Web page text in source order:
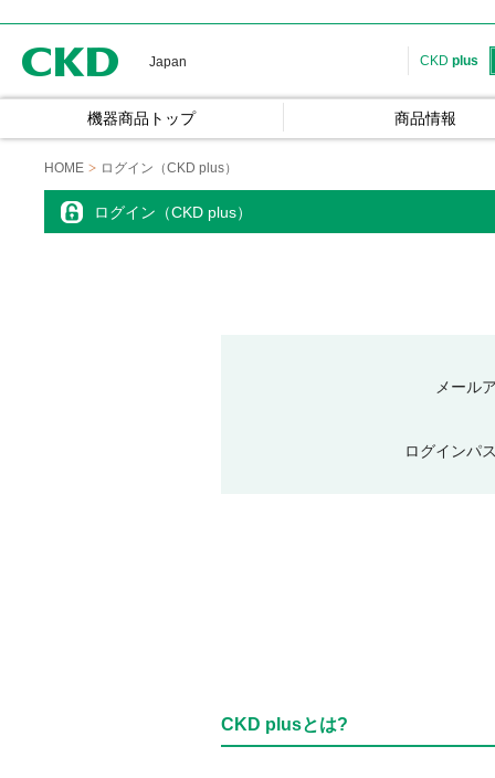
Japan CKD plus
機器商品トップ 商品情報
HOME ログイン（CKD plus）
ログイン（CKD plus）
メール
ログインパ
CKD plusとは?